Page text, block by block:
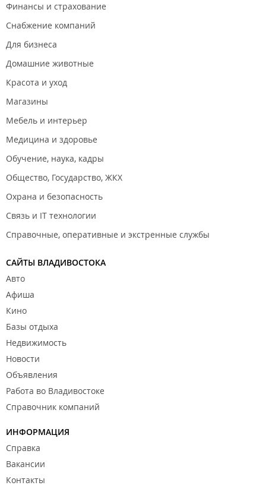
Финансы и страхование
Снабжение компаний
Для бизнеса
Домашние животные
Красота и уход
Магазины
Мебель и интерьер
Медицина и здоровье
Обучение, наука, кадры
Общество, Государство, ЖКХ
Охрана и безопасность
Связь и IT технологии
Справочные, оперативные и экстренные службы
САЙТЫ ВЛАДИВОСТОКА
Авто
Афиша
Кино
Базы отдыха
Недвижимость
Новости
Объявления
Работа во Владивостоке
Справочник компаний
ИНФОРМАЦИЯ
Справка
Вакансии
Контакты